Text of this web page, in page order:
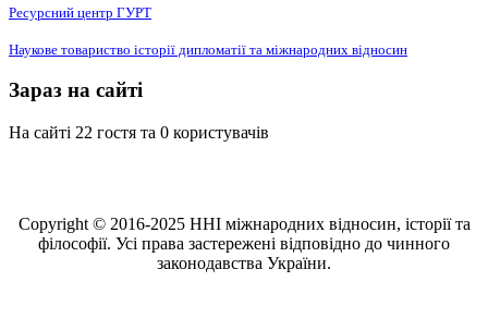
Ресурсний центр ГУРТ
Наукове товариство історії дипломатії та міжнародних відносин
Зараз на сайті
На сайті 22 гостя та 0 користувачів
Copyright © 2016-2025 ННІ міжнародних відносин, історії та
філософії. Усі права застережені відповідно до чинного
законодавства України.